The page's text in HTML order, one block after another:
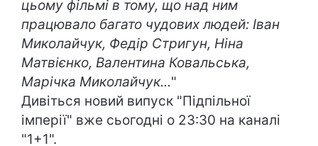
цьому фільмі в тому, що над ним
працювало багато чудових людей: Іван
Миколайчук, Федір Стригун, Ніна
Матвієнко, Валентина Ковальська,
Марічка Миколайчук..."
Дивіться новий випуск "Підпільної
імперії" вже сьогодні о 23:30 на каналі
"1+1".